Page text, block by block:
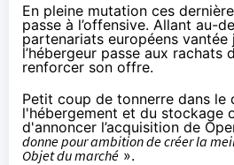
En pleine mutation ces
passe à l’offensive. Allant au-
partenariats européens vantée
l’hébergeur passe aux rachats
renforcer son offre.
Petit coup de tonnerre dans le
l'hébergement et du stockage
d'annoncer l’acquisition de
donne pour ambition de créer la
Objet du marché ».